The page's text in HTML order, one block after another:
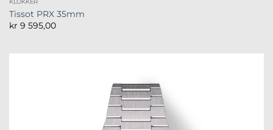
KLOKKER
Tissot PRX 35mm
kr 9 595,00